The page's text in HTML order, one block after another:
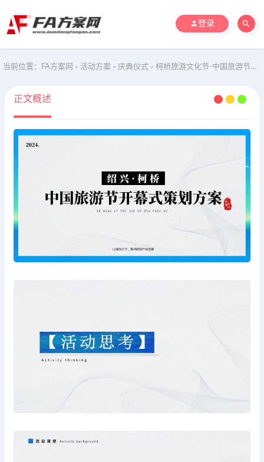
登录
当前位置： FA方案网 > 活动方案 > 庆典仪式 > 柯桥旅游文化节-中国旅游节开幕式活动策划方案
正文概述